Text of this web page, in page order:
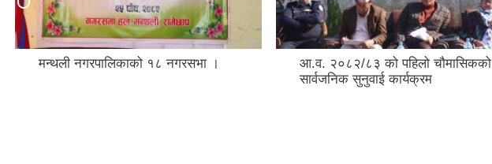
मन्थली नगरपालिकाको १८ नगरसभा ।
आ.व. २०८२/८३ को पहिलो चौमासिकको
सार्वजनिक सुनुवाई कार्यक्रम